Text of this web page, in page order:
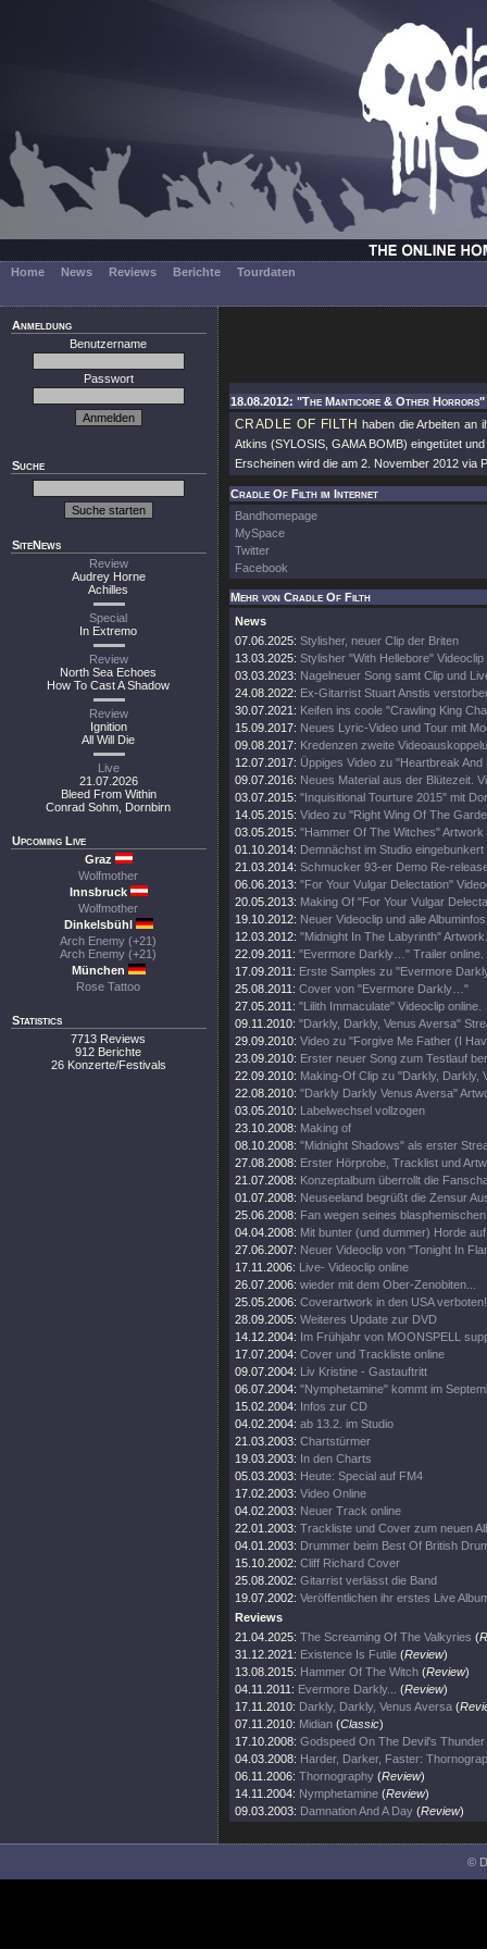
Home News Reviews Berichte Tourdaten
Anmeldung
Benutzername
Passwort
Suche
SiteNews
Review
Audrey Horne
Achilles
Special
In Extremo
Review
North Sea Echoes
How To Cast A Shadow
Review
Ignition
All Will Die
Live
21.07.2026
Bleed From Within
Conrad Sohm, Dornbirn
Upcoming Live
Graz
Wolfmother
Innsbruck
Wolfmother
Dinkelsbühl
Arch Enemy (+21)
Arch Enemy (+21)
München
Rose Tattoo
Statistics
7713 Reviews
912 Berichte
26 Konzerte/Festivals
18.08.2012: "The Manticore & Other
CRADLE OF FILTH haben die Arbeiten an
Atkins (SYLOSIS, GAMA BOMB) eingetütet
Erscheinen wird die am 2. November 2012 via
Cradle Of Filth im Internet
Bandhomepage
MySpace
Twitter
Facebook
Mehr von Cradle Of Filth
News
07.06.2025: Stylisher, neuer Clip der Briten
13.03.2025: Stylisher "With Hellebore" Videoclip
03.03.2023: Nagelneuer Song samt Clip und
24.08.2022: Ex-Gitarrist Stuart Anstis
30.07.2021: Keifen ins coole "Crawling King
15.09.2017: Neues Lyric-Video und Tour mit
09.08.2017: Kredenzen zweite
12.07.2017: Üppiges Video zu "Heartbreak And
09.07.2016: Neues Material aus der Blütezeit.
03.07.2015: "Inquisitional Tourture 2015" mit
14.05.2015: Video zu "Right Wing Of The
03.05.2015: "Hammer Of The Witches" Artwork
01.10.2014: Demnächst im Studio eingebunkert
21.03.2014: Schmucker 93-er Demo Re-
06.06.2013: "For Your Vulgar Delectation"
20.05.2013: Making Of "For Your Vulgar
19.10.2012: Neuer Videoclip und alle
12.03.2012: "Midnight In The Labyrinth" Artwork.
22.09.2011: "Evermore Darkly…" Trailer online.
17.09.2011: Erste Samples zu "Evermore
25.08.2011: Cover von "Evermore Darkly…"
27.05.2011: "Lilith Immaculate" Videoclip online.
09.11.2010: "Darkly, Darkly, Venus Aversa"
29.09.2010: Video zu "Forgive Me Father (I
23.09.2010: Erster neuer Song zum Testlauf
22.09.2010: Making-Of Clip zu "Darkly, Darkly,
22.08.2010: "Darkly Darkly Venus Aversa"
03.05.2010: Labelwechsel vollzogen
23.10.2008: Making of
08.10.2008: "Midnight Shadows" als erster
27.08.2008: Erster Hörprobe, Tracklist und
21.07.2008: Konzeptalbum überrollt die
01.07.2008: Neuseeland begrüßt die Zensur
25.06.2008: Fan wegen seines
04.04.2008: Mit bunter (und dummer) Horde
27.06.2007: Neuer Videoclip von "Tonight In
17.11.2006: Live- Videoclip online
26.07.2006: wieder mit dem Ober-Zenobiten...
25.05.2006: Coverartwork in den USA verboten!
28.09.2005: Weiteres Update zur DVD
14.12.2004: Im Frühjahr von MOONSPELL
17.07.2004: Cover und Trackliste online
09.07.2004: Liv Kristine - Gastauftritt
06.07.2004: "Nymphetamine" kommt im
15.02.2004: Infos zur CD
04.02.2004: ab 13.2. im Studio
21.03.2003: Chartstürmer
19.03.2003: In den Charts
05.03.2003: Heute: Special auf FM4
17.02.2003: Video Online
04.02.2003: Neuer Track online
22.01.2003: Trackliste und Cover zum neuen
04.01.2003: Drummer beim Best Of British
15.10.2002: Cliff Richard Cover
25.08.2002: Gitarrist verlässt die Band
19.07.2002: Veröffentlichen ihr erstes Live
Reviews
21.04.2025: The Screaming Of The Valkyries (
31.12.2021: Existence Is Futile (Review)
13.08.2015: Hammer Of The Witch (Review)
04.11.2011: Evermore Darkly... (Review)
17.11.2010: Darkly, Darkly, Venus Aversa (
07.11.2010: Midian (Classic)
17.10.2008: Godspeed On The Devil's Thunder
04.03.2008: Harder, Darker, Faster:
06.11.2006: Thornography (Review)
14.11.2004: Nymphetamine (Review)
09.03.2003: Damnation And A Day (Review)
©